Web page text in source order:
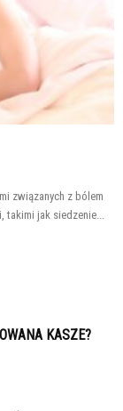
związanych z bólem
takimi jak siedzenie...
KASZE?